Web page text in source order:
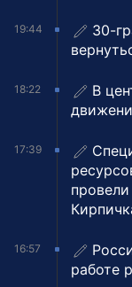
19:44
30-
18:22
В
17:39
16:57
работе